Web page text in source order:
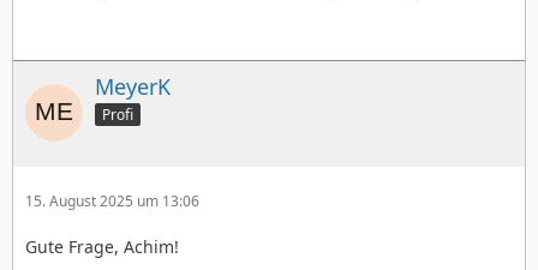
MeyerK
Profi
15. August 2025 um 13:06
Gute Frage, Achim!